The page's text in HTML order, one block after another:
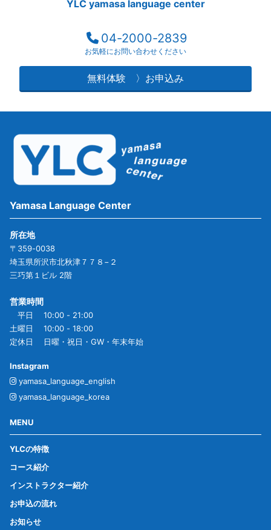
YLC yamasa language center
04-2000-2839
お気軽にお問い合わせください
無料体験 〉お申込み
Yamasa Language Center
所在地
〒359-0038
埼玉県所沢市北秋津７７８−２
三巧第１ビル 2階
営業時間
平日 10:00 - 21:00
土曜日 10:00 - 18:00
定休日 日曜・祝日・GW・年末年始
Instagram
yamasa_language_english
yamasa_language_korea
MENU
YLCの特徴
コース紹介
インストラクター紹介
お申込の流れ
お知らせ